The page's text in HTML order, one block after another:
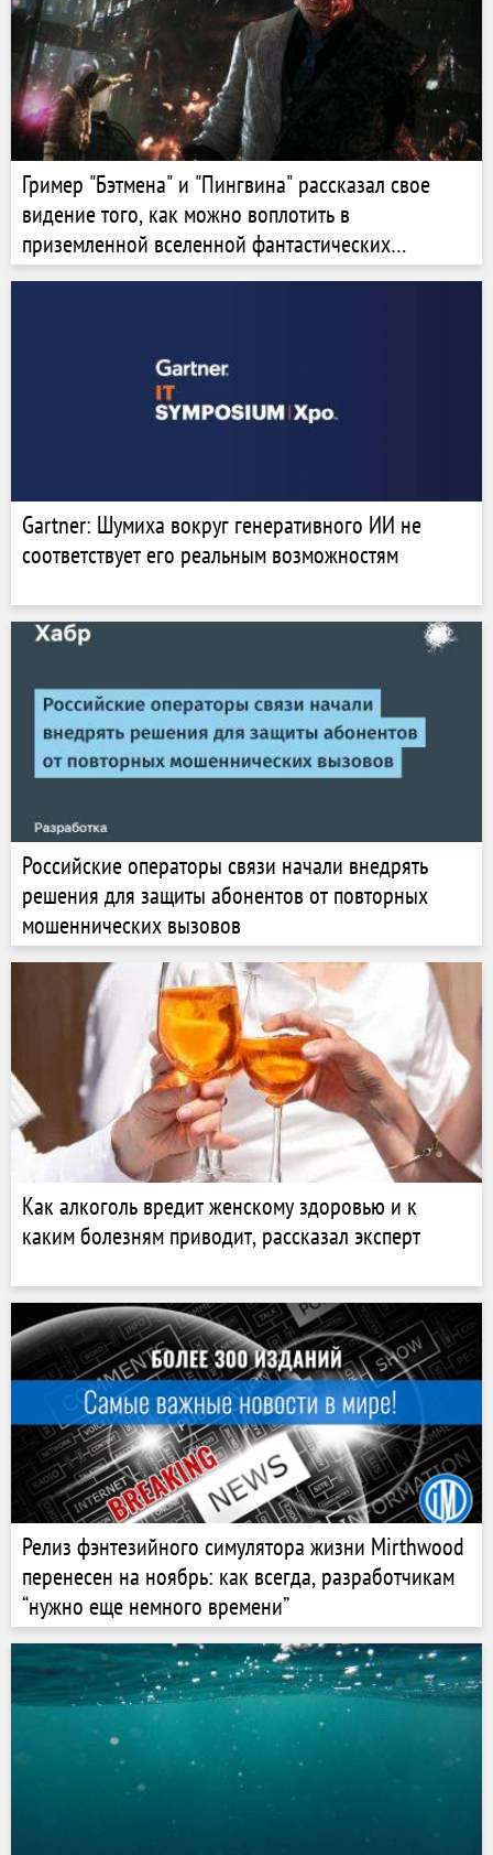
Гример "Бэтмена" и "Пингвина" рассказал свое
видение того, как можно воплотить в
приземленной вселенной фантастических
персонажей, как Глиноликий или Двуликий
Gartner: Шумиха вокруг генеративного ИИ не
соответствует его реальным возможностям
Российские операторы связи начали внедрять
решения для защиты абонентов от повторных
мошеннических вызовов
Как алкоголь вредит женскому здоровью и к
каким болезням приводит, рассказал эксперт
Релиз фэнтезийного симулятора жизни Mirthwood
перенесен на ноябрь: как всегда, разработчикам
“нужно еще немного времени”